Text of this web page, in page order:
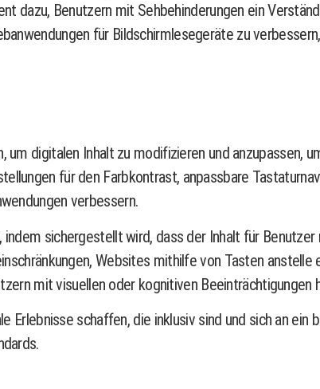
dazu, Benutzern mit Sehbehinderungen ein
für Bildschirmlesegeräte zu
digitalen Inhalt zu modifizieren und anzupassen,
für den Farbkontrast, anpassbare
verbessern.
sichergestellt wird, dass der Inhalt für
Websites mithilfe von Tasten
mit visuellen oder kognitiven Beeinträchtigungen
Erlebnisse schaffen, die inklusiv sind und sich an